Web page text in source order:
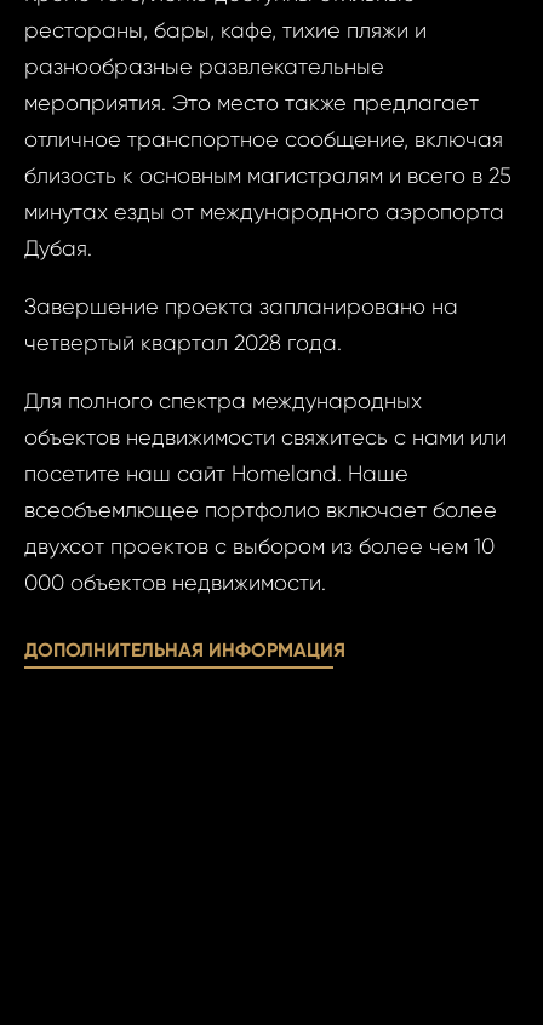
рестораны, бары, кафе, тихие пляжи и
разнообразные развлекательные
мероприятия. Это место также предлагает
отличное транспортное сообщение, включая
близость к основным магистралям и всего в 25
минутах езды от международного аэропорта
Дубая.
Завершение проекта запланировано на
четвертый квартал 2028 года.
Для полного спектра международных
объектов недвижимости свяжитесь с нами или
посетите наш сайт Homeland. Наше
всеобъемлющее портфолио включает более
двухсот проектов с выбором из более чем 10
000 объектов недвижимости.
ДОПОЛНИТЕЛЬНАЯ ИНФОРМАЦИЯ